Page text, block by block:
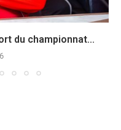
du championnat...